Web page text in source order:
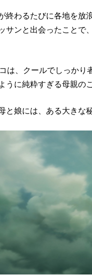
終わるたびに各地を放
サンと出会ったことで
は、クールでしっかり
うに純粋すぎる母親の
と娘には、ある大きな